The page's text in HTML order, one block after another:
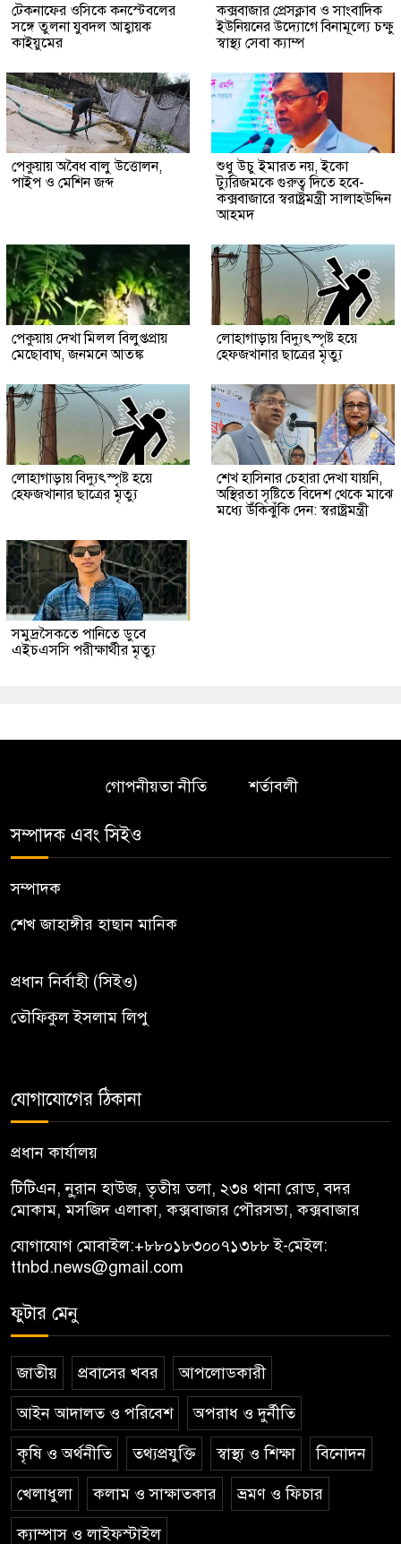
টেকনাফের ওসিকে কনস্টেবলের
সঙ্গে তুলনা যুবদল আহ্বায়ক
কাইয়ুমের
কক্সবাজার প্রেসক্লাব ও সাংবাদিক
ইউনিয়নের উদ্যোগে বিনামূল্যে চক্ষু
স্বাস্থ্য সেবা ক্যাম্প
পেকুয়ায় অবৈধ বালু উত্তোলন,
পাইপ ও মেশিন জব্দ
শুধু উচু ইমারত নয়, ইকো
ট্যুরিজমকে গুরুত্ব দিতে হবে-
কক্সবাজারে স্বরাষ্ট্রমন্ত্রী সালাহউদ্দিন
আহমদ
পেকুয়ায় দেখা মিলল বিলুপ্তপ্রায়
মেছোবাঘ, জনমনে আতঙ্ক
লোহাগাড়ায় বিদ্যুৎস্পৃষ্ট হয়ে
হেফজখানার ছাত্রের মৃত্যু
লোহাগাড়ায় বিদ্যুৎস্পৃষ্ট হয়ে
হেফজখানার ছাত্রের মৃত্যু
শেখ হাসিনার চেহারা দেখা যায়নি,
অস্থিরতা সৃষ্টিতে বিদেশ থেকে মাঝে
মধ্যে উঁকিঝুঁকি দেন: স্বরাষ্ট্রমন্ত্রী
সমুদ্রসৈকতে পানিতে ডুবে
এইচএসসি পরীক্ষার্থীর মৃত্যু
গোপনীয়তা নীতি শর্তাবলী
সম্পাদক এবং সিইও
সম্পাদক
শেখ জাহাঙ্গীর হাছান মানিক
প্রধান নির্বাহী (সিইও)
তৌফিকুল ইসলাম লিপু
যোগাযোগের ঠিকানা
প্রধান কার্যালয়
টিটিএন, নু্রান হাউজ, তৃতীয় তলা, ২৩৪ থানা রোড, বদর
মোকাম, মসজিদ এলাকা, কক্সবাজার পৌরসভা, কক্সবাজার
যোগাযোগ মোবাইল:+৮৮০১৮৩০০৭১৩৮৮ই-মেইল:
ttnbd.news@gmail.com
ফুটার মেনু
জাতীয় প্রবাসের খবর আপলোডকারী
আইন আদালত ও পরিবেশ অপরাধ ও দুর্নীতি
কৃষি ও অর্থনীতি তথ্যপ্রযুক্তি স্বাস্থ্য ও শিক্ষা বিনোদন
খেলাধুলা কলাম ও সাক্ষাতকার ভ্রমণ ও ফিচার
ক্যাম্পাস ও লাইফস্টাইল